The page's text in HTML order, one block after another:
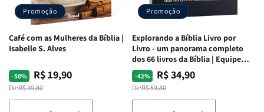
Dura
|
Preta
Dura
|
Dura
|
Dura
|
Promoção
Café com as Mulheres da Bíblia |
Isabelle S. Alves
-50%
Preço
normal
De:R$ 39,80
Preço
promocional
R$ 19,90
Promoção
Explorando a Bíblia Livro por
Livro - um panorama completo
dos 66 livros da Bíblia | Equipe
teológica Penkal
-42%
Preço
normal
De:R$ 59,80
Preço
promocional
R$ 34,90